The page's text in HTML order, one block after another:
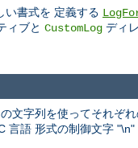
い書式を 定義する
ィブと CustomLog ディ
文字列を使ってそれぞ
語 形式の制御文字